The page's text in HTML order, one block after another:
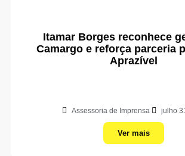
Itamar Borges reconhece
Camargo e reforça parceria
Aprazível
Assessoria de Imprensa julho
Ver mais